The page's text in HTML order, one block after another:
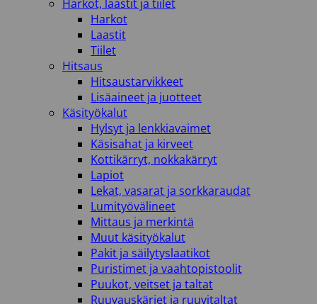
Harkot, laastit ja tiilet
Harkot
Laastit
Tiilet
Hitsaus
Hitsaustarvikkeet
Lisäaineet ja juotteet
Käsityökalut
Hylsyt ja lenkkiavaimet
Käsisahat ja kirveet
Kottikärryt, nokkakärryt
Lapiot
Lekat, vasarat ja sorkkaraudat
Lumityövälineet
Mittaus ja merkintä
Muut käsityökalut
Pakit ja säilytyslaatikot
Puristimet ja vaahtopistoolit
Puukot, veitset ja taltat
Ruuvauskärjet ja ruuvitaltat